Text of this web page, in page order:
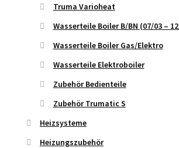
Truma Varioheat
Wasserteile Boiler B/BN (07/03 –
Wasserteile Boiler Gas/Elektro
Wasserteile Elektroboiler
Zubehör Bedienteile
Zubehör Trumatic S
Heizsysteme
Heizungszubehör